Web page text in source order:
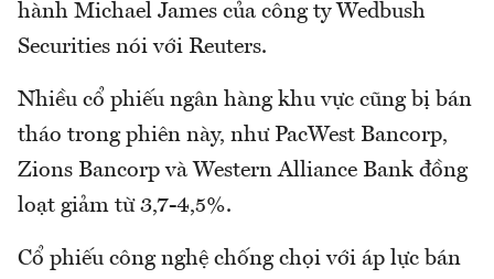
hành Michael James của công ty Wedbush
Securities nói với Reuters.
Nhiều cổ phiếu ngân hàng khu vực cũng bị bán
tháo trong phiên này, như PacWest Bancorp,
Zions Bancorp và Western Alliance Bank đồng
loạt giảm từ 3,7-4,5%.
Cổ phiếu công nghệ chống chọi với áp lực bán